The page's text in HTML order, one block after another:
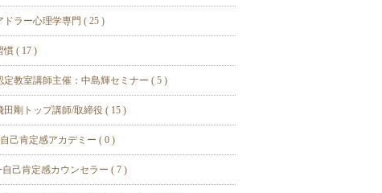
ドラー心理学専門 ( 25 )
慣 ( 17 )
定教室講師主催：中島輝セミナー ( 5 )
田剛トップ講師/取締役 ( 15 )
己肯定感アカデミー ( 0 )
己肯定感カウンセラー ( 7 )